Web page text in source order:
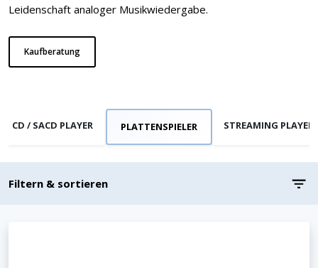
Leidenschaft analoger Musikwiedergabe.
Kaufberatung
CD / SACD PLAYER PLATTENSPIELER STREAMING PLAYER
Filtern & sortieren